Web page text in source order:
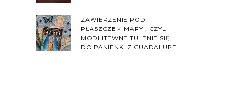
ZAWIERZENIE POD
PŁASZCZEM MARYI, CZYLI
MODLITEWNE TULENIE SIĘ
DO PANIENKI Z GUADALUPE